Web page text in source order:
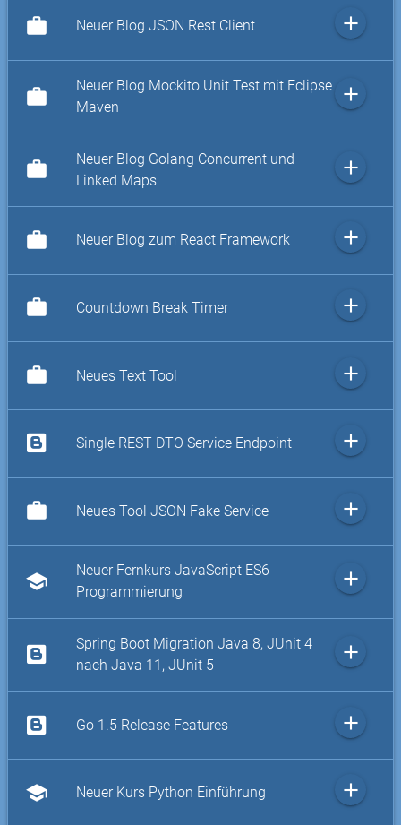
work Neuer Blog JSON Rest Client add
work
Neuer Blog Mockito Unit Test mit Eclipse
Maven
add
work
Neuer Blog Golang Concurrent und
Linked Maps
add
work Neuer Blog zum React Framework add
work Countdown Break Timer add
work Neues Text Tool add
Single REST DTO Service Endpoint add
work Neues Tool JSON Fake Service add
school
Neuer Fernkurs JavaScript ES6
Programmierung
add
Spring Boot Migration Java 8, JUnit 4
nach Java 11, JUnit 5
add
Go 1.5 Release Features add
school Neuer Kurs Python Einführung add